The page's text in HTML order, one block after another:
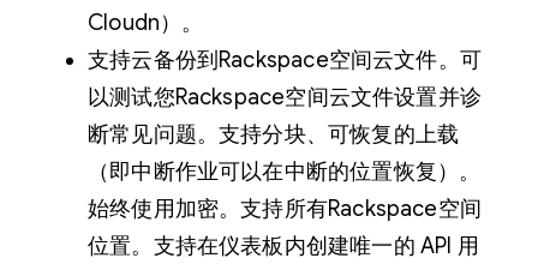
Cloudn）。
支持云备份到Rackspace空间云文件。可
以测试您Rackspace空间云文件设置并诊
断常见问题。支持分块、可恢复的上载
（即中断作业可以在中断的位置恢复）。
始终使用加密。支持所有Rackspace空间
位置。支持在仪表板内创建唯一的 API 用